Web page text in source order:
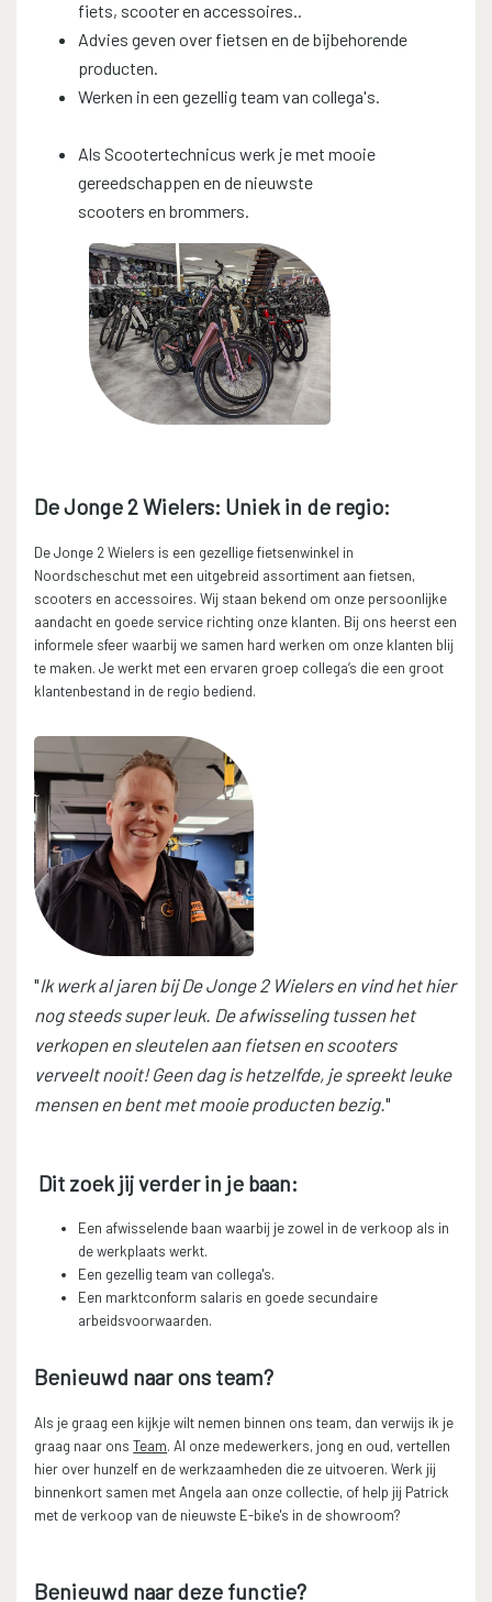
fiets, scooter en accessoires..
Advies geven over fietsen en de bijbehorende
producten.
Werken in een gezellig team van collega's.
Als Scootertechnicus werk je met mooie
gereedschappen en de nieuwste
scooters en brommers.
De Jonge 2 Wielers: Uniek in de regio:
De Jonge 2 Wielers is een gezellige fietsenwinkel in
Noordscheschut met een uitgebreid assortiment aan fietsen,
scooters en accessoires. Wij staan bekend om onze persoonlijke
aandacht en goede service richting onze klanten. Bij ons heerst een
informele sfeer waarbij we samen hard werken om onze klanten blij
te maken. Je werkt met een ervaren groep collega’s die een groot
klantenbestand in de regio bediend.
"Ik werk al jaren bij De Jonge 2 Wielers en vind het hier
nog steeds super leuk. De afwisseling tussen het
verkopen en sleutelen aan fietsen en scooters
verveelt nooit! Geen dag is hetzelfde, je spreekt leuke
mensen en bent met mooie producten bezig."
Dit zoek jij verder in je baan:
Een afwisselende baan waarbij je zowel in de verkoop als in
de werkplaats werkt.
Een gezellig team van collega's.
Een marktconform salaris en goede secundaire
arbeidsvoorwaarden.
Benieuwd naar ons team?
Als je graag een kijkje wilt nemen binnen ons team, dan verwijs ik je
graag naar onsTeam. Al onze medewerkers, jong en oud, vertellen
hier over hunzelf en de werkzaamheden die ze uitvoeren. Werk jij
binnenkort samen met Angela aan onze collectie, of help jij Patrick
met de verkoop van de nieuwste E-bike's in de showroom?
Benieuwd naar deze functie?